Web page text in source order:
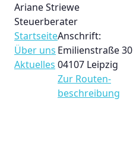
Ariane Striewe
Steuerberater
Startseite
Über uns
Aktuelles
Anschrift:
Emilienstraße 30
04107 Leipzig
Zur Routen­
beschreibung